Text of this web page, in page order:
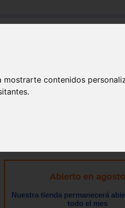
mostrarte contenidos
Abierto en agosto
Nuestra tienda permanecerá
todo el mes